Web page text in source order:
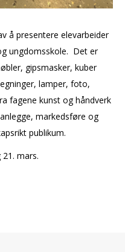
å presentere elevarbeider
ungdomsskole. Det er
gipsmasker, kuber
lamper, foto,
fagene kunst og håndverk
markedsføre og
publikum.
mars.